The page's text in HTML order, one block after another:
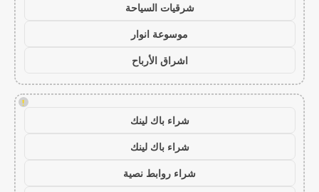
شرقيات السياحة
موسوعة انوار
اشراق الأرباح
!
شراء باك لينك
شراء باك لينك
شراء روابط نصية